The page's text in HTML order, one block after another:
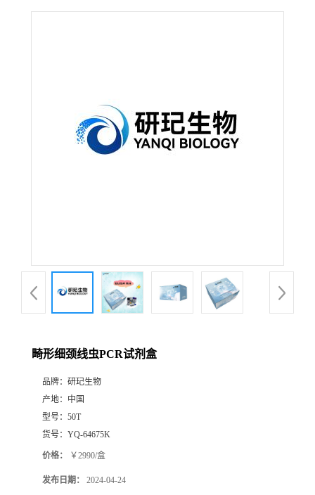
畸形细颈线虫PCR试剂盒
品牌： 研玘生物
产地： 中国
型号： 50T
货号： YQ-64675K
价格： ￥2990/盒
发布日期： 2024-04-24